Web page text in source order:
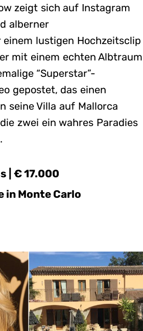
zeigt sich auf Instagram
alberner
einem lustigen Hochzeitsclip
mit einem echten Albtraum
“Superstar”-
gepostet, das einen
seine Villa auf Mallorca
zwei ein wahres Paradies
| € 17.000
in Monte Carlo